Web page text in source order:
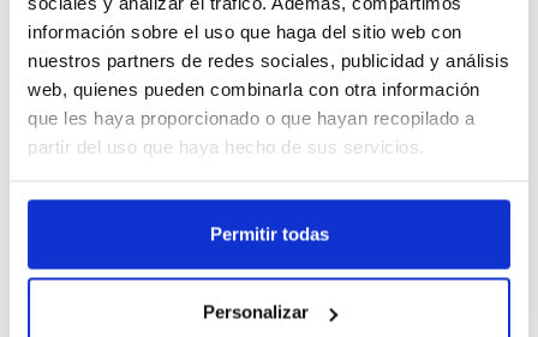
información sobre el uso que haga del sitio web con
nuestros partners de redes sociales, publicidad y análisis
web, quienes pueden combinarla con otra información
que les haya proporcionado o que hayan recopilado a
partir del uso que haya hecho de sus servicios.
Permitir todas
Personalizar
Este perfil se utiliza principalmente para la
de la malla o el plástico junto al listón omega
grandea la hora de cubrir el invernadero. Este perfil
se utiliza porque permitetensar mejor la malla o
plásticodel invernadero.
Detalles de producto
MATERIAL
Acero galvanizado
1,5mm